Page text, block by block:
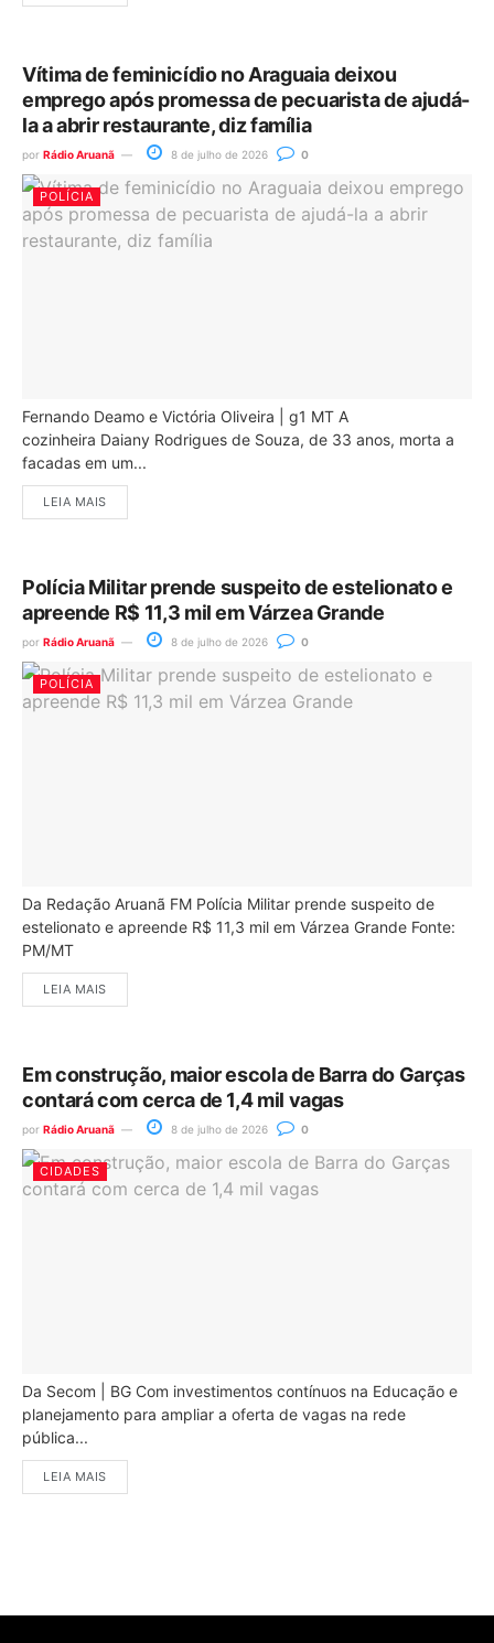
Vítima de feminicídio no Araguaia deixou
emprego após promessa de pecuarista de ajudá-
la a abrir restaurante, diz família
por Rádio Aruanã 8 de julho de 2026 0
POLÍCIA
Fernando Deamo e Victória Oliveira | g1 MT A
cozinheira Daiany Rodrigues de Souza, de 33 anos, morta a
facadas em um...
LEIA MAIS
Polícia Militar prende suspeito de estelionato e
apreende R$ 11,3 mil em Várzea Grande
por Rádio Aruanã 8 de julho de 2026 0
POLÍCIA
Da Redação Aruanã FM Polícia Militar prende suspeito de
estelionato e apreende R$ 11,3 mil em Várzea Grande Fonte:
PM/MT
LEIA MAIS
Em construção, maior escola de Barra do Garças
contará com cerca de 1,4 mil vagas
por Rádio Aruanã 8 de julho de 2026 0
CIDADES
Da Secom | BG Com investimentos contínuos na Educação e
planejamento para ampliar a oferta de vagas na rede
pública...
LEIA MAIS